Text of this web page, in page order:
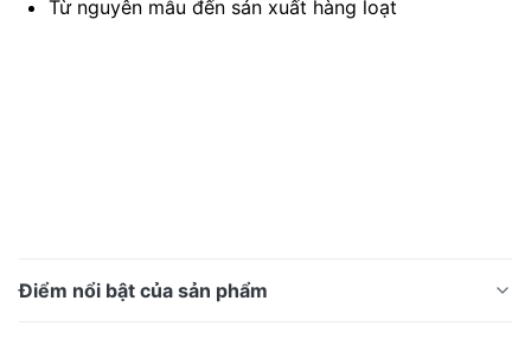
Từ nguyên mẫu đến sản xuất hàng loạt
Điểm nổi bật của sản phẩm